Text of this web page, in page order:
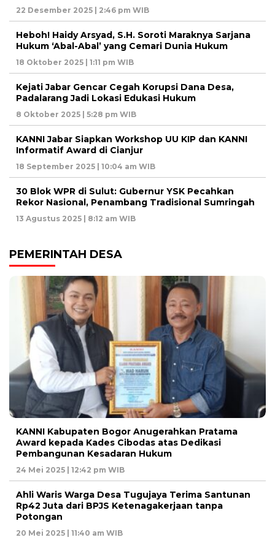
22 Desember 2025 | 2:46 pm WIB
Heboh! Haidy Arsyad, S.H. Soroti Maraknya Sarjana
Hukum ‘Abal-Abal’ yang Cemari Dunia Hukum
18 Oktober 2025 | 1:11 pm WIB
Kejati Jabar Gencar Cegah Korupsi Dana Desa,
Padalarang Jadi Lokasi Edukasi Hukum
8 Oktober 2025 | 5:28 pm WIB
KANNI Jabar Siapkan Workshop UU KIP dan KANNI
Informatif Award di Cianjur
18 September 2025 | 10:04 am WIB
30 Blok WPR di Sulut: Gubernur YSK Pecahkan
Rekor Nasional, Penambang Tradisional Sumringah
13 Agustus 2025 | 8:12 am WIB
PEMERINTAH DESA
KANNI Kabupaten Bogor Anugerahkan Pratama
Award kepada Kades Cibodas atas Dedikasi
Pembangunan Kesadaran Hukum
24 Mei 2025 | 12:42 pm WIB
Ahli Waris Warga Desa Tugujaya Terima Santunan
Rp42 Juta dari BPJS Ketenagakerjaan tanpa
Potongan
20 Mei 2025 | 11:40 am WIB